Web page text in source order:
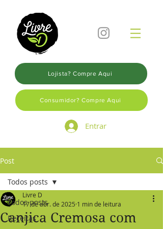
Lojista? Compre Aqui
Consumidor? Compre Aqui
Entrar
Post
Todos posts
Receitas
Todos posts
Canjica Cremosa com
Livre D
17 de abr. de 2025 1 min de leitura